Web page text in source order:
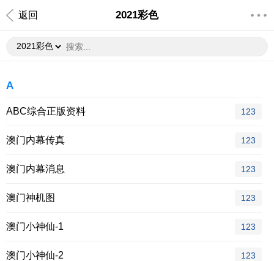
2021彩色
返回
A
ABC综合正版资料 123
澳门内幕传真 123
澳门内幕消息 123
澳门神机图 123
澳门小神仙-1 123
澳门小神仙-2 123